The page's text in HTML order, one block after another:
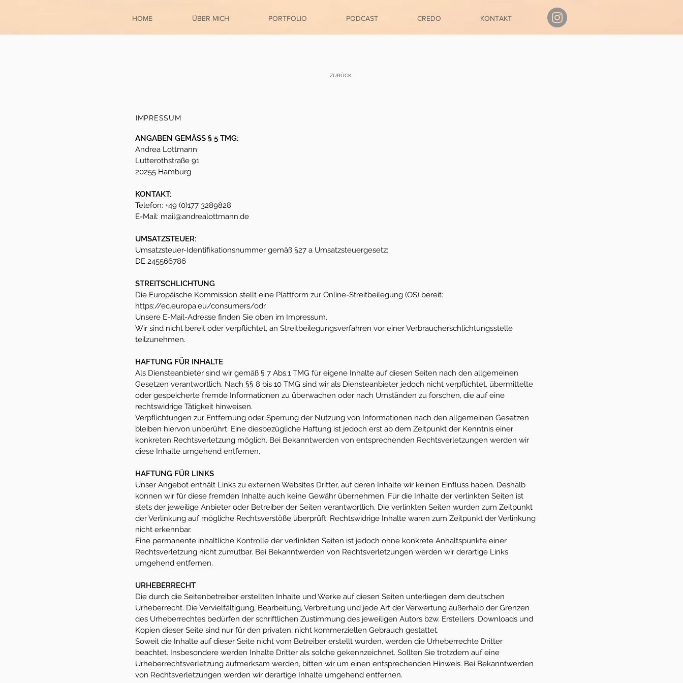
HOME ÜBER MICH PORTFOLIO PODCAST CREDO KONTAKT
ZURÜCK
IMPRESSUM
ANGABEN GEMÄSS § 5 TMG:
Andrea Lottmann
Lutterothstraße 91
20255 Hamburg
KONTAKT:
Telefon: +49 (0)177 3289828
E-Mail: mail@andrealottmann.de
UMSATZSTEUER:
Umsatzsteuer-Identifikationsnummer gemäß §27 a Umsatzsteuergesetz:
DE 245566786
STREITSCHLICHTUNG
Die Europäische Kommission stellt eine Plattform zur Online-Streitbeilegung (OS) bereit:
https://ec.europa.eu/consumers/odr.
Unsere E-Mail-Adresse finden Sie oben im Impressum.
Wir sind nicht bereit oder verpflichtet, an Streitbeilegungsverfahren vor einer Verbraucherschlichtungsstelle
teilzunehmen.
HAFTUNG FÜR INHALTE
Als Diensteanbieter sind wir gemäß § 7 Abs.1 TMG für eigene Inhalte auf diesen Seiten nach den allgemeinen
Gesetzen verantwortlich. Nach §§ 8 bis 10 TMG sind wir als Diensteanbieter jedoch nicht verpflichtet, übermittelte
oder gespeicherte fremde Informationen zu überwachen oder nach Umständen zu forschen, die auf eine
rechtswidrige Tätigkeit hinweisen.
Verpflichtungen zur Entfernung oder Sperrung der Nutzung von Informationen nach den allgemeinen Gesetzen
bleiben hiervon unberührt. Eine diesbezügliche Haftung ist jedoch erst ab dem Zeitpunkt der Kenntnis einer
konkreten Rechtsverletzung möglich. Bei Bekanntwerden von entsprechenden Rechtsverletzungen werden wir
diese Inhalte umgehend entfernen.
HAFTUNG FÜR LINKS
Unser Angebot enthält Links zu externen Websites Dritter, auf deren Inhalte wir keinen Einfluss haben. Deshalb
können wir für diese fremden Inhalte auch keine Gewähr übernehmen. Für die Inhalte der verlinkten Seiten ist
stets der jeweilige Anbieter oder Betreiber der Seiten verantwortlich. Die verlinkten Seiten wurden zum Zeitpunkt
der Verlinkung auf mögliche Rechtsverstöße überprüft. Rechtswidrige Inhalte waren zum Zeitpunkt der Verlinkung
nicht erkennbar.
Eine permanente inhaltliche Kontrolle der verlinkten Seiten ist jedoch ohne konkrete Anhaltspunkte einer
Rechtsverletzung nicht zumutbar. Bei Bekanntwerden von Rechtsverletzungen werden wir derartige Links
umgehend entfernen.
URHEBERRECHT
Die durch die Seitenbetreiber erstellten Inhalte und Werke auf diesen Seiten unterliegen dem deutschen
Urheberrecht. Die Vervielfältigung, Bearbeitung, Verbreitung und jede Art der Verwertung außerhalb der Grenzen
des Urheberrechtes bedürfen der schriftlichen Zustimmung des jeweiligen Autors bzw. Erstellers. Downloads und
Kopien dieser Seite sind nur für den privaten, nicht kommerziellen Gebrauch gestattet.
Soweit die Inhalte auf dieser Seite nicht vom Betreiber erstellt wurden, werden die Urheberrechte Dritter
beachtet. Insbesondere werden Inhalte Dritter als solche gekennzeichnet. Sollten Sie trotzdem auf eine
Urheberrechtsverletzung aufmerksam werden, bitten wir um einen entsprechenden Hinweis. Bei Bekanntwerden
von Rechtsverletzungen werden wir derartige Inhalte umgehend entfernen.